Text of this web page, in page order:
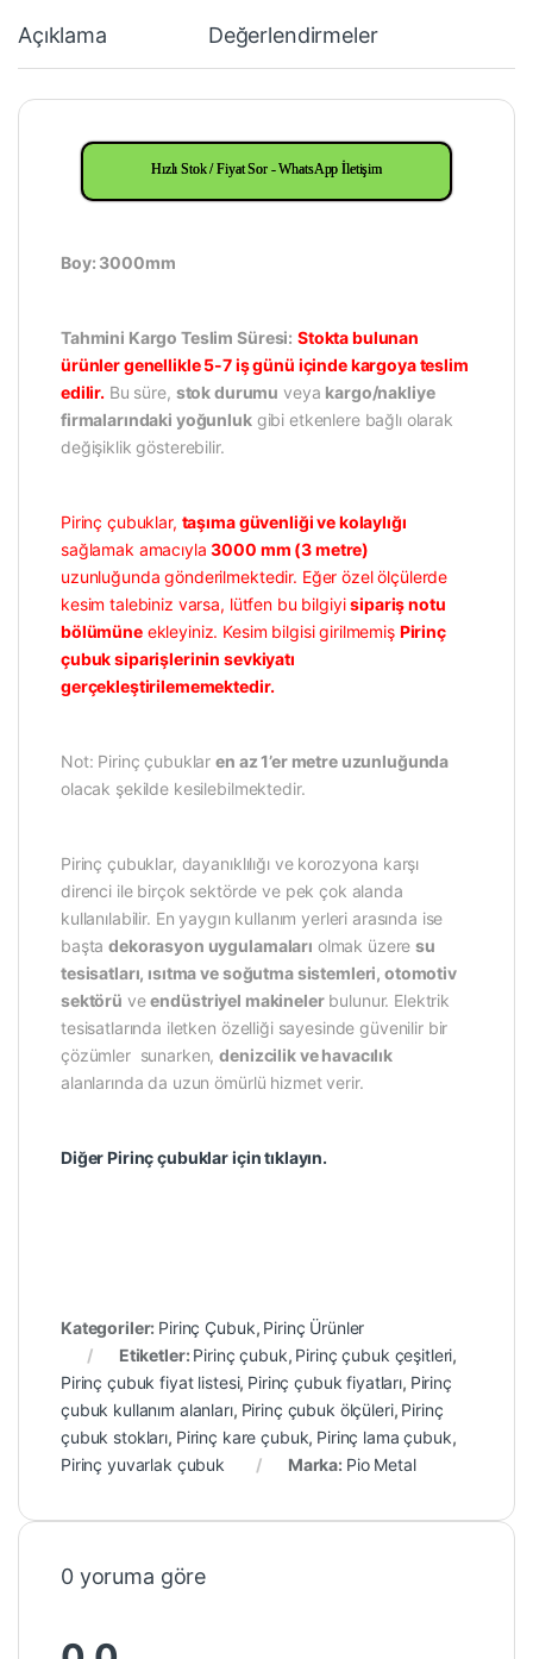
Açıklama Değerlendirmeler
Hızlı Stok / Fiyat Sor - WhatsApp İletişim
Boy: 3000mm
Tahmini Kargo Teslim Süresi: Stokta bulunan
ürünler genellikle 5-7 iş günü içinde kargoya teslim
edilir. Bu süre, stok durumu veya kargo/nakliye
firmalarındaki yoğunlukgibi etkenlere bağlı olarak
değişiklik gösterebilir.
Pirinç çubuklar, taşıma güvenliği ve kolaylığı
sağlamak amacıyla3000 mm (3 metre)
uzunluğunda gönderilmektedir. Eğer özel ölçülerde
kesim talebiniz varsa, lütfen bu bilgiyisipariş notu
bölümüneekleyiniz. Kesim bilgisi girilmemiş Pirinç
çubuk siparişlerinin sevkiyatı
gerçekleştirilememektedir.
Not: Pirinç çubuklaren az 1’er metre uzunluğunda
olacak şekilde kesilebilmektedir.
Pirinç çubuklar, dayanıklılığı ve korozyona karşı
direnci ile birçok sektörde ve pek çok alanda
kullanılabilir. En yaygın kullanım yerleri arasında ise
baştadekorasyon uygulamaları olmak üzeresu
tesisatları, ısıtma ve soğutma sistemleri, otomotiv
sektörü veendüstriyel makinelerbulunur. Elektrik
tesisatlarında iletken özelliği sayesinde güvenilir bir
çözümler sunarken,denizcilik ve havacılık
alanlarında da uzun ömürlü hizmet verir.
Diğer Pirinç çubuklar için tıklayın.
Kategoriler: Pirinç Çubuk, Pirinç Ürünler
Etiketler: Pirinç çubuk, Pirinç çubuk çeşitleri,
Pirinç çubuk fiyat listesi, Pirinç çubuk fiyatları, Pirinç
çubuk kullanım alanları, Pirinç çubuk ölçüleri, Pirinç
çubuk stokları, Pirinç kare çubuk, Pirinç lama çubuk,
Pirinç yuvarlak çubuk
Marka: Pio Metal
0 yoruma göre